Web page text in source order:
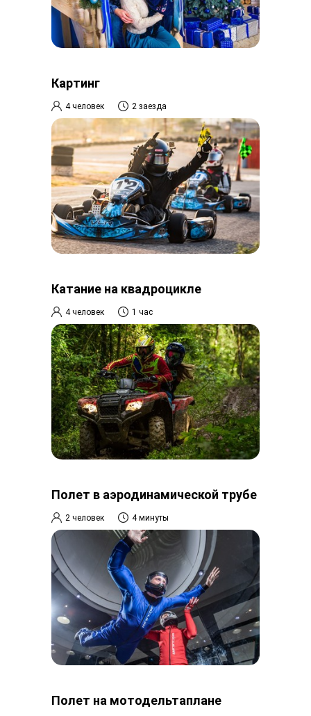
Картинг
4 человек 2 заезда
Катание на квадроцикле
4 человек 1 час
Полет в аэродинамической трубе
2 человек 4 минуты
Полет на мотодельтаплане